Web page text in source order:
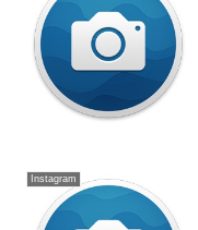
Instagram